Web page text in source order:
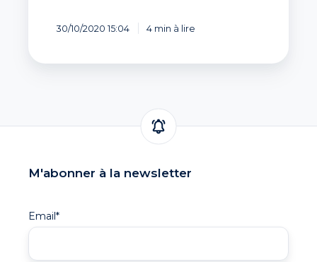
30/10/2020 15:04 4 min à lire
M'abonner à la newsletter
Email*